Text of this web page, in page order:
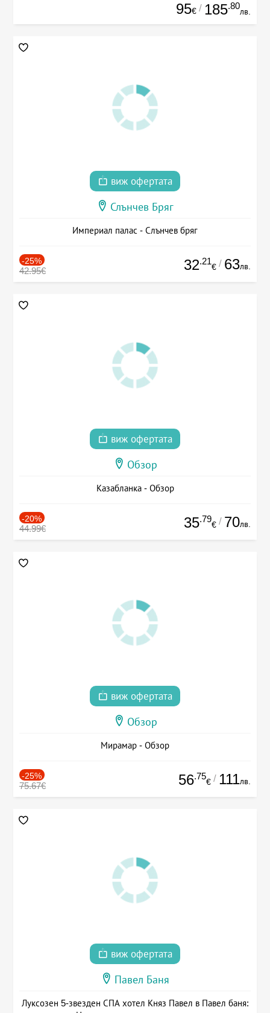
95€ / 185.80
лв.
виж офертата
Слънчев Бряг
Империал палас - Слънчев бряг
-25%
42.95€ 32.21
€ / 63лв.
виж офертата
Обзор
Казабланка - Обзор
-20%
44.99€ 35.79
€ / 70лв.
виж офертата
Обзор
Мирамар - Обзор
-25%
75.67€ 56.75
€ / 111лв.
виж офертата
Павел Баня
Луксозен 5-звезден СПА хотел Княз Павел в Павел баня: